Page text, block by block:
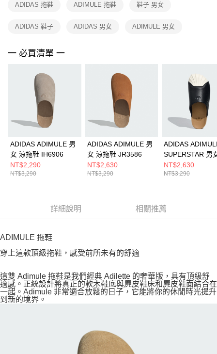
１．透過由恩沛科技股份有限公司提供之「AFTEE先享後付」服務完成之交
權轉讓予恩沛科技股份有限公司。
３．未成年的使用者請事先徵得法定代理人或監護人之同意方可使用
「AFTEE先享後付」，若未經同意申辦者引起之損失，本公司不負相關責
４．使用「AFTEE先享後付」時，將依據個別帳號之用戶狀況，依本公司即
時審查核予不同之上限額度；若仍有額度不足之情形，本公司將視審查結果
請求用戶進行身份認證。
５．嚴禁一人註冊多個帳號或使用他人資訊註冊。若發現惡意使用之情形，
恩沛科技股份有限公司將有權停止該用戶之使用額度並採取法律行動。
ADIDAS 拖鞋 ADIMULE 拖鞋 鞋子 男女
ADIDAS 鞋子 ADIDAS 男女 ADIMULE 男女
一 必買清單 一
ADIDAS ADIMULE 男
女 涼拖鞋 IH6906
NT$2,290
NT$3,290
ADIDAS ADIMULE 男
女 涼拖鞋 JR3586
NT$2,630
NT$3,290
ADIDAS
SUPERSTAR 男
拖鞋 LC0411
NT$2,630
NT$3,290
詳細說明 相關推薦
ADIMULE 拖鞋
穿上這款頂級拖鞋，感受前所未有的舒適
這雙 Adimule 拖鞋是我們經典 Adilette 的奢華版，具有頂級舒
適感。正統設計將真正的軟木鞋底與麂皮鞋床和麂皮鞋面結合在
一起。Adimule 非常適合放鬆的日子，它能將你的休閒時光提升
到新的境界。